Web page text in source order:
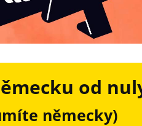
od
německy)